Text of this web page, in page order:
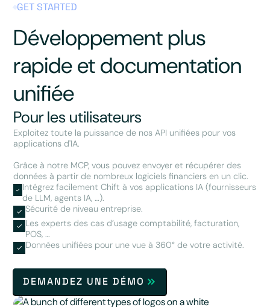
GET STARTED
Développement plus
rapide et documentation
unifiée
Pour les utilisateurs
Exploitez toute la puissance de nos API unifiées pour vos
applications d'IA.
Grâce à notre MCP, vous pouvez envoyer et récupérer des
données à partir de nombreux logiciels financiers en un clic.
Intégrez facilement Chift à vos applications IA (fournisseurs
de LLM, agents IA, …).
Sécurité de niveau entreprise.
Les experts des cas d’usage comptabilité, facturation,
POS, …
Données unifiées pour une vue à 360° de votre activité.
DEMANDEZ UNE DÉMO